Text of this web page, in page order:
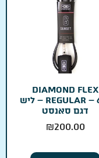
DIAMOND FLEX
REGULAR – 6FT – ליש
דגם סאנסט
₪200.00